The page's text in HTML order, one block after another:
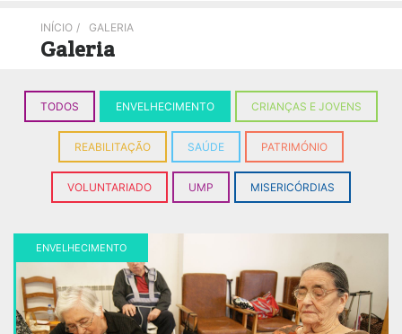
INÍCIO / GALERIA
Galeria
TODOS ENVELHECIMENTO CRIANÇAS E JOVENS
REABILITAÇÃO SAÚDE PATRIMÓNIO
VOLUNTARIADO UMP MISERICÓRDIAS
ENVELHECIMENTO